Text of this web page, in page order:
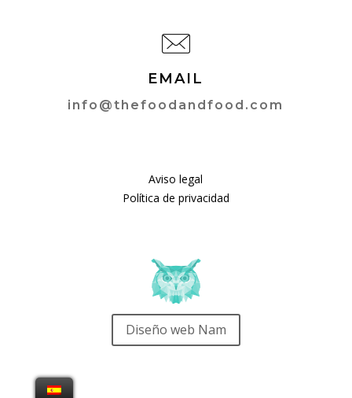
EMAIL
info@thefoodandfood.com
Aviso legal
Política de privacidad
Diseño web Nam